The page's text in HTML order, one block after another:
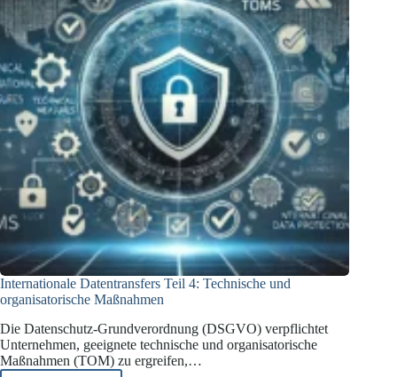
Internationale Datentransfers Teil 4: Technische und
organisatorische Maßnahmen
Die Datenschutz-Grundverordnung (DSGVO) verpflichtet
Unternehmen, geeignete technische und organisatorische
Maßnahmen (TOM) zu ergreifen,…